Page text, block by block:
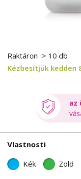
Raktáron > 10 db
Kézbesítjük kedden
az
Vlastnosti
Kék Zöld